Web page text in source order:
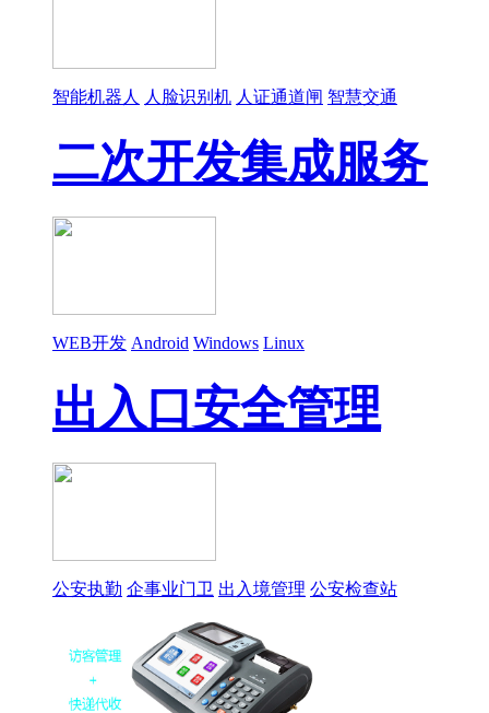
智能机器人 人脸识别机 人证通道闸 智慧交通
二次开发集成服务
WEB开发 Android Windows Linux
出入口安全管理
公安执勤 企事业门卫 出入境管理 公安检查站